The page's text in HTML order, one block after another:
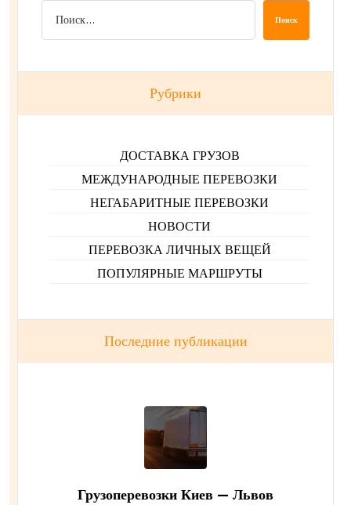
Поиск
Рубрики
ДОСТАВКА ГРУЗОВ
МЕЖДУНАРОДНЫЕ ПЕРЕВОЗКИ
НЕГАБАРИТНЫЕ ПЕРЕВОЗКИ
НОВОСТИ
ПЕРЕВОЗКА ЛИЧНЫХ ВЕЩЕЙ
ПОПУЛЯРНЫЕ МАРШРУТЫ
Последние публикации
Грузоперевозки Киев — Львов